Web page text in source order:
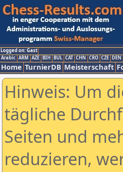
Logged on: Gast
Arabic ARM AZE BIH BUL CAT CHN CRO CZE DEN
Home TurnierDB Meisterschaft
Hinweis: Um
tägliche
Seiten und
reduzieren,